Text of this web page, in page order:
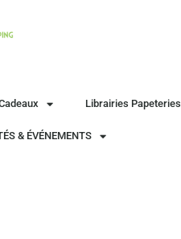
Librairies Papeteries
& ÉVÉNEMENTS